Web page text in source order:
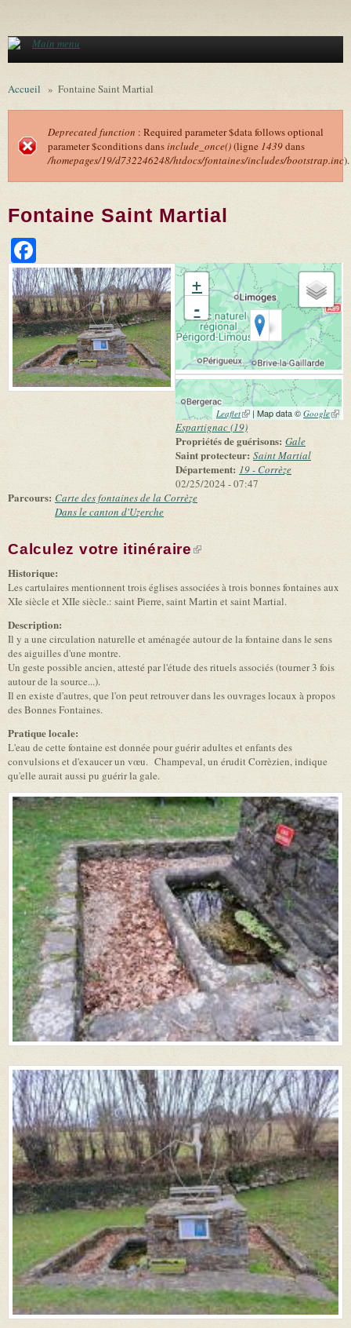
Main menu
Accueil » Fontaine Saint Martial
Message d'erreur
Deprecated function : Required parameter $data follows optional
parameter $conditions dansinclude_once()(ligne 1439dans
/homepages/19/d732246248/htdocs/fontaines/includes/bootstrap.inc).
Fontaine Saint Martial
+
-
Leaflet(link is external)
| Map data © Google(link
Espartignac (19)
Propriétés de guérisons: Gale
Saint protecteur: Saint Martial
Département: 19 - Corrèze
02/25/2024 - 07:47
Parcours: Carte des fontaines de la Corrèze
Dans le canton d'Uzerche
Calculez votre itinéraire(link is external)
Historique:
Les cartulaires mentionnent trois églises associées à trois bonnes fontaines aux
XIe siècle et XIIe siècle.: saint Pierre, saint Martin et saint Martial.
Description:
Il y a une circulation naturelle et aménagée autour de la fontaine dans le sens
des aiguilles d'une montre.
Un geste possible ancien, attesté par l'étude des rituels associés (tourner 3 fois
autour de la source...).
Il en existe d'autres, que l'on peut retrouver dans les ouvrages locaux à propos
des Bonnes Fontaines.
Pratique locale:
L'eau de cette fontaine est donnée pour guérir adultes et enfants des
convulsions et d'exaucer un vœu. Champeval, un érudit Corrèzien, indique
qu'elle aurait aussi pu guérir la gale.